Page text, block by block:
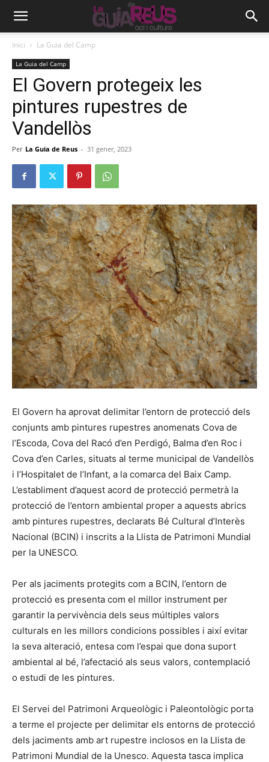
Inici La Guia del Camp
La Guia del Camp
El Govern protegeix les
pintures rupestres de
Vandellòs
Per La Guia de Reus - 31 gener, 2023
El Govern ha aprovat delimitar l’entorn de protecció dels
conjunts amb pintures rupestres anomenats Cova de
l’Escoda, Cova del Racó d’en Perdigó, Balma d’en Roc i
Cova d’en Carles, situats al terme municipal de Vandellòs
i l’Hospitalet de l’Infant, a la comarca del Baix Camp.
L’establiment d’aquest acord de protecció permetrà la
protecció de l’entorn ambiental proper a aquests abrics
amb pintures rupestres, declarats Bé Cultural d’Interès
Nacional (BCIN) i inscrits a la Llista de Patrimoni Mundial
per la UNESCO.
Per als jaciments protegits com a BCIN, l’entorn de
protecció es presenta com el millor instrument per
garantir la pervivència dels seus múltiples valors
culturals en les millors condicions possibles i així evitar
la seva alteració, entesa com l’espai que dona suport
ambiental al bé, l’afectació als seus valors, contemplació
o estudi de les pintures.
El Servei del Patrimoni Arqueològic i Paleontològic porta
a terme el projecte per delimitar els entorns de protecció
dels jaciments amb art rupestre inclosos en la Llista de
Patrimoni Mundial de la Unesco. Aquesta tasca implica